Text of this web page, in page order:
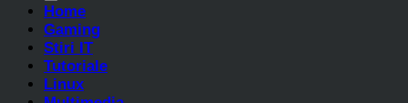
Home
Gaming
Stiri IT
Tutoriale
Linux